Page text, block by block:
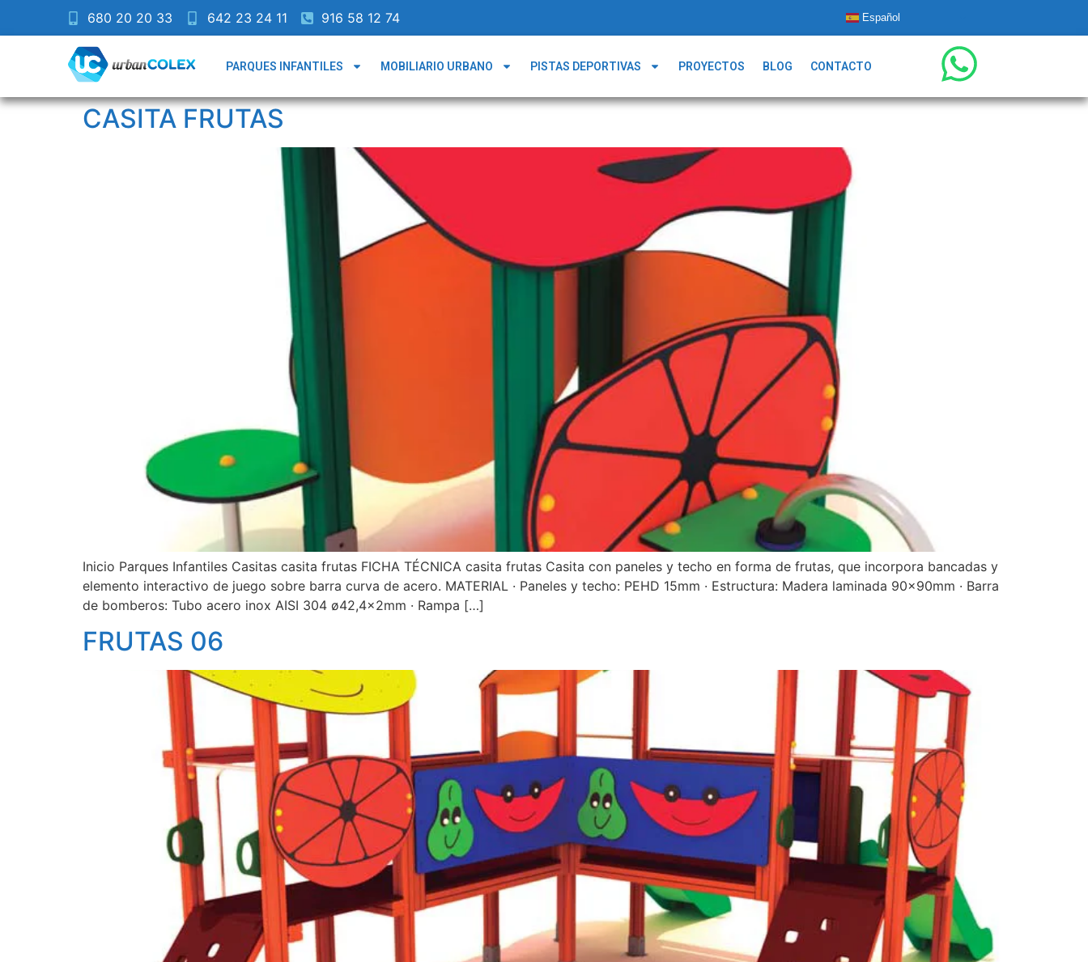
680 20 20 33 642 23 24 11 916 58 12 74 Español
PARQUES INFANTILES MOBILIARIO URBANO PISTAS DEPORTIVAS PROYECTOS BLOG CONTACTO
CASITA FRUTAS
Inicio Parques Infantiles Casitas casita frutas FICHA TÉCNICA casita frutas Casita con paneles y techo en forma de frutas, que incorpora bancadas y
elemento interactivo de juego sobre barra curva de acero. MATERIAL · Paneles y techo: PEHD 15mm · Estructura: Madera laminada 90x90mm · Barra
de bomberos: Tubo acero inox AISI 304 ø42,4x2mm · Rampa […]
FRUTAS 06